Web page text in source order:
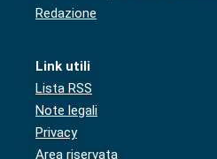
Redazione
Link utili
Lista RSS
Note legali
Privacy
Area riservata